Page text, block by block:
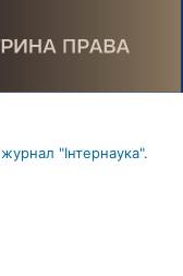
"Інтернаука".